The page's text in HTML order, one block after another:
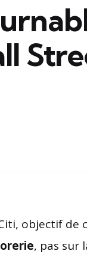
objectif de
, pas sur